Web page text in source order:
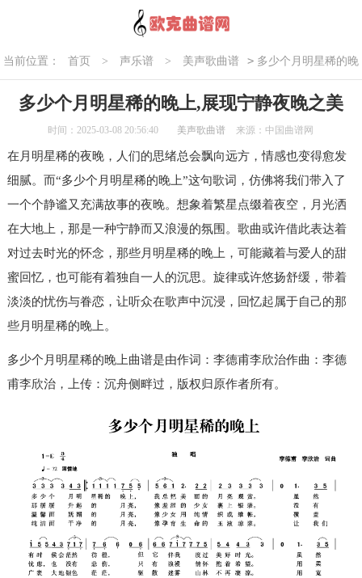
当前位置： 首页 > 声乐谱 > 美声歌曲谱 > 多少个月明星稀的晚
多少个月明星稀的晚上,展现宁静夜晚之美
时间：2025-03-08 20:56:40 美声歌曲谱 来源：中国曲谱网
在月明星稀的夜晚，人们的思绪总会飘向远方，情感也变得愈发
细腻。而“多少个月明星稀的晚上”这句歌词，仿佛将我们带入了
一个个静谧又充满故事的夜晚。想象着繁星点缀着夜空，月光洒
在大地上，那是一种宁静而又浪漫的氛围。歌曲或许借此表达着
对过去时光的怀念，那些月明星稀的晚上，可能藏着与爱人的甜
蜜回忆，也可能有着独自一人的沉思。旋律或许悠扬舒缓，带着
淡淡的忧伤与眷恋，让听众在歌声中沉浸，回忆起属于自己的那
些月明星稀的晚上。
多少个月明星稀的晚上曲谱是由作词：李德甫李欣治作曲：李德
甫李欣治，上传：沉舟侧畔过，版权归原作者所有。